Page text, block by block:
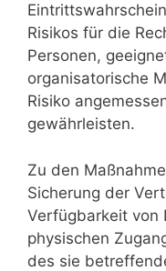
Risikos für die
Personen,
organisatorische
Risiko
gewährleisten.
Zu den
Sicherung der
Verfügbarkeit von
physischen
des sie